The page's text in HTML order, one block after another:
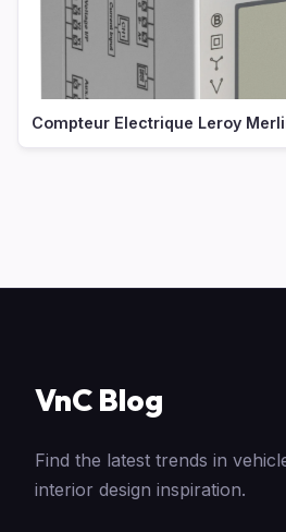
Compteur Electrique Leroy
VnC Blog
Find the latest trends in
interior design inspiration.